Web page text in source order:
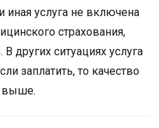
иная услуга не включена
страхования,
других ситуациях услуга
заплатить, то качество
выше.